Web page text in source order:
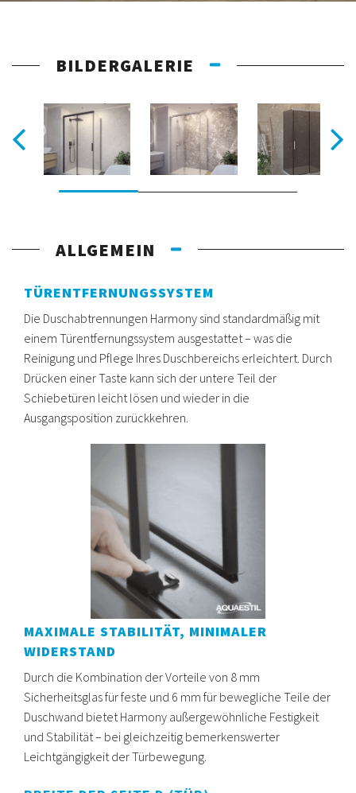
BILDERGALERIE
ALLGEMEIN
TÜRENTFERNUNGSSYSTEM
Die Duschabtrennungen Harmony sind standardmäßig mit
einem Türentfernungssystem ausgestattet – was die
Reinigung und Pflege Ihres Duschbereichs erleichtert. Durch
Drücken einer Taste kann sich der untere Teil der
Schiebetüren leicht lösen und wieder in die
Ausgangsposition zurückkehren.
MAXIMALE STABILITÄT, MINIMALER
WIDERSTAND
Durch die Kombination der Vorteile von 8 mm
Sicherheitsglas für feste und 6 mm für bewegliche Teile der
Duschwand bietet Harmony außergewöhnliche Festigkeit
und Stabilität – bei gleichzeitig bemerkenswerter
Leichtgängigkeit der Türbewegung.